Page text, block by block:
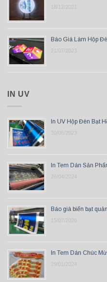
18/12/2021
Báo Giá Làm Hộp
21/07/2023
IN UV
In UV Hộp Đèn Bạt
30/06/2023
In Tem Dán Sản
26/04/2024
Báo giá biển bạt
15/07/2026
In Tem Dán Chúc
29/01/2024